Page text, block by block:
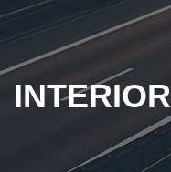
INTERIOR